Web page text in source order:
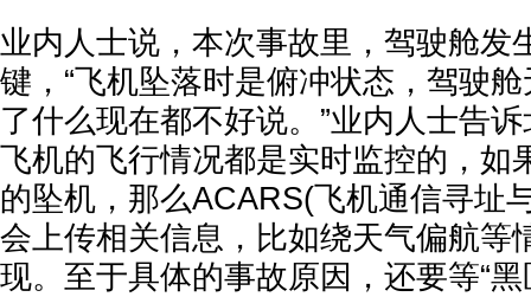
业内人士说，本次事故里，驾驶舱发
键，“飞机坠落时是俯冲状态，驾驶
了什么现在都不好说。”业内人士告
飞机的飞行情况都是实时监控的，如
的坠机，那么ACARS(飞机通信寻址
会上传相关信息，比如绕天气偏航等
现。至于具体的事故原因，还要等“